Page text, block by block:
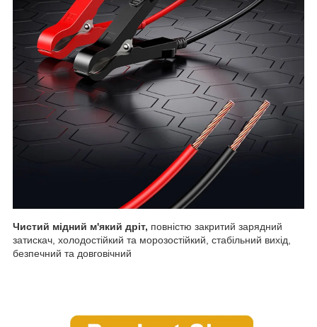
Чистий мідний м'який дріт, повністю закритий зарядний
затискач, холодостійкий та морозостійкий, стабільний вихід,
безпечний та довговічний